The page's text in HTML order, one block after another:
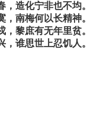
，造化宁非也不均
，南梅何以长精神
，黎庶有无年里贫
，谁思世上忍饥人